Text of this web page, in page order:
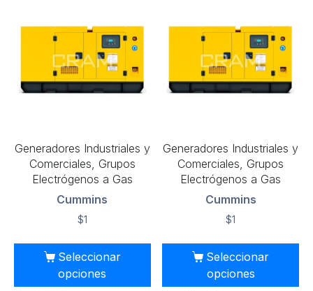
Generadores Industriales y
Comerciales, Grupos
Electrógenos a Gas
Cummins
$1
Seleccionar
opciones
Generadores Industriales y
Comerciales, Grupos
Electrógenos a Gas
Cummins
$1
Seleccionar
opciones